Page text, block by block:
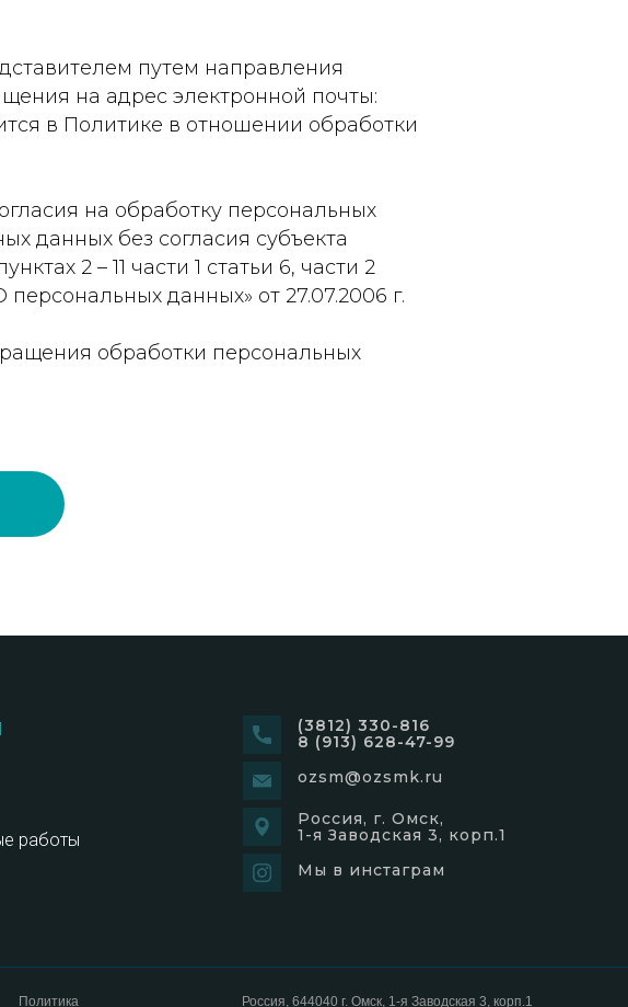
путем направления
на адрес электронной почты:
в Политике в отношении обработки
на обработку персональных
данных без согласия субъекта
2 – 11 части 1 статьи 6, части 2
данных» от 27.07.2006 г.
обработки персональных
(3812) 330-816
8 (913) 628-47-99
Политика Россия, 644040 г. Омск, 1-я Заводская 3, корп.1
ozsm@ozsmk.ru
Россия, г. Омск,
1-я Заводская 3, корп.1
Мы в инстаграм
работы